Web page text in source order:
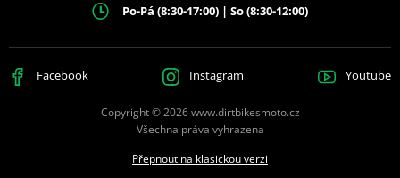
Po-Pá (8:30-17:00) | So (8:30-12:00)
Facebook Instagram Youtube
Copyright © 2026 www.dirtbikesmoto.cz
Všechna práva vyhrazena
Přepnout na klasickou verzi